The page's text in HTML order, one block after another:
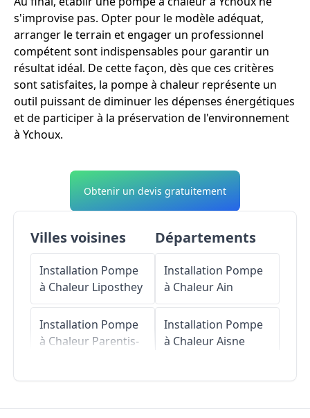
s'improvise pas. Opter pour le modèle adéquat,
arranger le terrain et engager un professionnel
compétent sont indispensables pour garantir un
résultat idéal. De cette façon, dès que ces critères
sont satisfaites, la pompe à chaleur représente un
outil puissant de diminuer les dépenses énergétiques
et de participer à la préservation de l'environnement
à Ychoux.
Obtenir un devis gratuitement
Villes voisines
Installation Pompe
à Chaleur Liposthey
Installation Pompe
à Chaleur Parentis-
à ChaleurLüe
Départements
Installation Pompe
à ChaleurAin
Installation Pompe
à ChaleurAisne
Installation Pompe